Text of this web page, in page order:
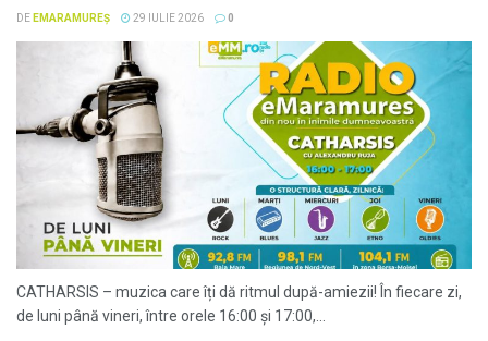
DE EMARAMUREȘ 29 IULIE 2026 0
CATHARSIS – muzica care îți dă ritmul după-amiezii! În fiecare zi,
de luni până vineri, între orele 16:00 și 17:00,...